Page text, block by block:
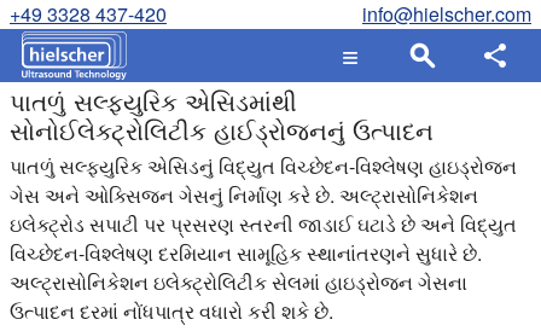
+49 3328 437-420 info@hielscher.com
પાતળું સલ્ફ્યુરિક એસિડમાંથી
સોનોઈલેક્ટ્રોલિટીક હાઈડ્રોજનનું ઉત્પાદન
પાતળું સલ્ફ્યુરિક એસિડનું વિદ્યુત વિચ્છેદન-વિશ્લેષણ હાઇડ્રોજન
ગેસ અને ઓક્સિજન ગેસનું નિર્માણ કરે છે. અલ્ટ્રાસોનિકેશન
ઇલેક્ટ્રોડ સપાટી પર પ્રસરણ સ્તરની જાડાઈ ઘટાડે છે અને વિદ્યુત
વિચ્છેદન-વિશ્લેષણ દરમિયાન સામૂહિક સ્થાનાંતરણને સુધારે છે.
અલ્ટ્રાસોનિકેશન ઇલેક્ટ્રોલિટીક સેલમાં હાઇડ્રોજન ગેસના
ઉત્પાદન દરમાં નોંધપાત્ર વધારો કરી શકે છે.